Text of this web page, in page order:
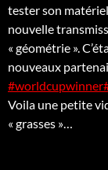
tester son
nouvelle
« géométrie ».
nouveaux
#worldcupwinner
Voila une petite
« grasses »…